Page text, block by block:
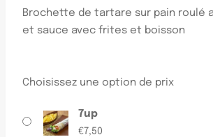
Brochette de tartare sur pain roulé
et sauce avec frites et boisson
Choisissez une option de prix
7up
€7,50